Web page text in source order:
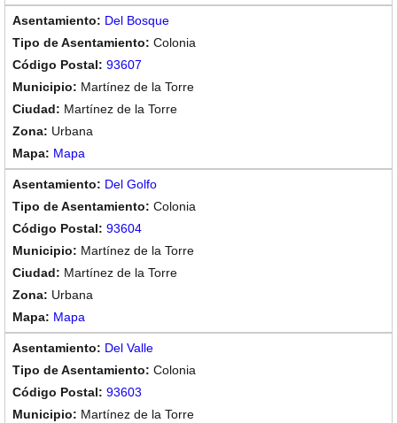
Del Bosque
Colonia
93607
Martínez de la Torre
Martínez de la Torre
Urbana
Mapa
Del Golfo
Colonia
93604
Martínez de la Torre
Martínez de la Torre
Urbana
Mapa
Del Valle
Colonia
93603
Martínez de la Torre